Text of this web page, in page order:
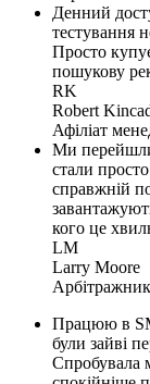
Денний
тестування
Просто
пошукову
RK
Robert
Афіліат
Ми перейшли
стали
справжній
кого це
LM
Larry Moore
Арбітражник
Працюю в
були зайві
Спробувала